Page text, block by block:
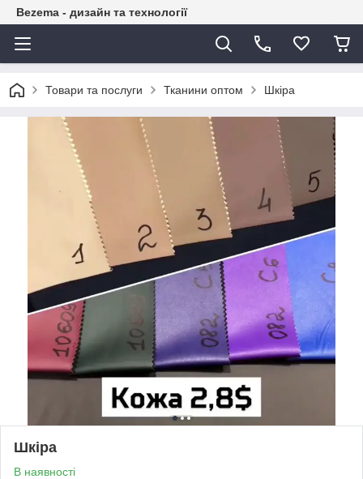
Bezema - дизайн та технології
Товари та послуги Тканини оптом Шкіра
Шкіра
В наявності